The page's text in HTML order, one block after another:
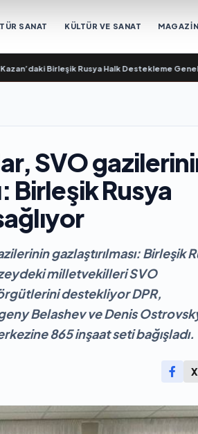
SANAT KÜLTÜR VE SANAT MAGAZİN
Birleşik Rusya Halk Destekleme Genel
SVO
Birleşik Rusya
gazlaştırılması: Birleşik
milletvekilleri SVO
örgütlerini destekliyor DPR,
Belashev ve Denis
865 inşaat seti bağışladı.
X